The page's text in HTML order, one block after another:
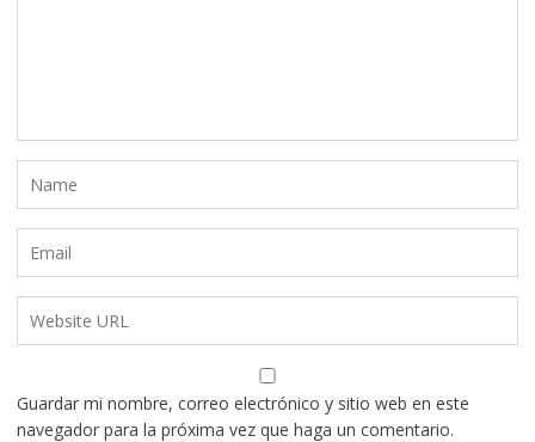
Guardar mi nombre, correo electrónico y sitio web en este
navegador para la próxima vez que haga un comentario.